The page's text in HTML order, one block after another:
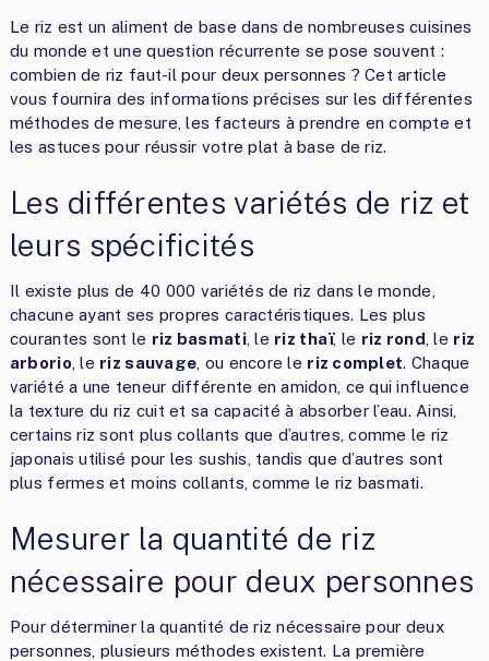
Le riz est un aliment de base dans de nombreuses cuisines
du monde et une question récurrente se pose souvent :
combien de riz faut-il pour deux personnes ? Cet article
vous fournira des informations précises sur les différentes
méthodes de mesure, les facteurs à prendre en compte et
les astuces pour réussir votre plat à base de riz.
Les différentes variétés de riz et
leurs spécificités
Il existe plus de 40 000 variétés de riz dans le monde,
chacune ayant ses propres caractéristiques. Les plus
courantes sont le riz basmati, le riz thaï, le riz rond , le riz
arborio , le riz sauvage , ou encore le riz complet. Chaque
variété a une teneur différente en amidon, ce qui influence
la texture du riz cuit et sa capacité à absorber l’eau. Ainsi,
certains riz sont plus collants que d’autres, comme le riz
japonais utilisé pour les sushis, tandis que d’autres sont
plus fermes et moins collants, comme le riz basmati.
Mesurer la quantité de riz
nécessaire pour deux personnes
Pour déterminer la quantité de riz nécessaire pour deux
personnes, plusieurs méthodes existent. La première